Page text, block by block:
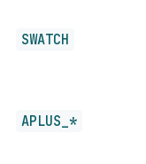
SWATCH
APLUS_*